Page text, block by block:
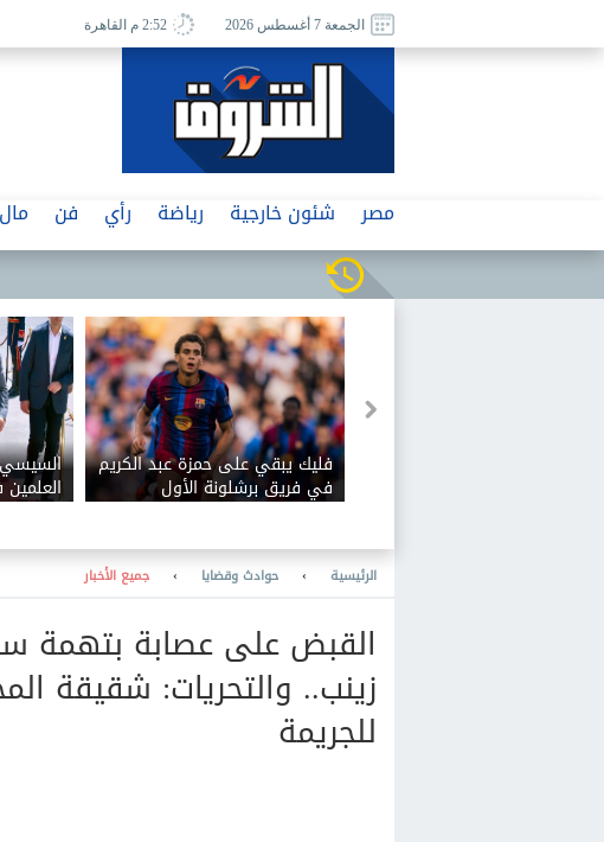
الجمعة 7 أغسطس 2026 2:52 م القاهرة
مصر شئون خارجية رياضة رأي فن
فليك يبقي على حمزة عبد الكريم
في فريق برشلونة الأول
السيسي
الرئيسية › حوادث وقضايا › جميع الأخبار
القبض على عصابة
زينب.. والتحريات: شقيقة
للجريمة